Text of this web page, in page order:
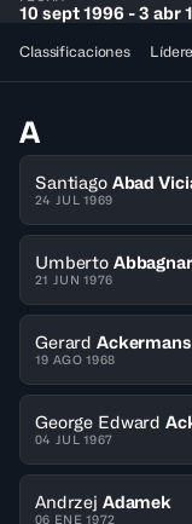
10 sept 1996 - 3 abr
Classificaciones
A
Santiago Abad
24 JUL 1969
Umberto
21 JUN 1976
Gerard Ackermans
19 AGO 1968
George Edward
04 JUL 1967
Andrzej Adamek
06 ENE 1972